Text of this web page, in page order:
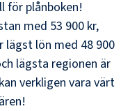
för plånboken!
med 53 900 kr,
lägst lön med 48 900
lägsta regionen är
verkligen vara värt